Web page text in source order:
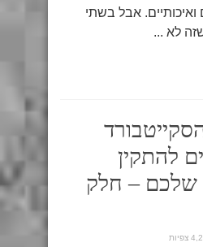
אבל בשתי
לא ...
להתקין
שלכם – חלק
צפיות